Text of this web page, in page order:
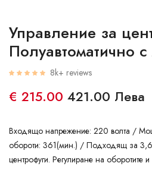
Управление за
Полуавтоматично
8k+ reviews
€ 215.00 421.00 Лева
Входящо напрежение: 220 волта /
обороти: 361(мин.) / Подходящ за
центрофуги. Регулиране на оборотите